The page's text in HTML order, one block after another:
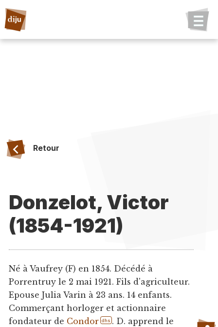
Retour
Donzelot, Victor
(1854-1921)
Né à Vaufrey (F) en 1854. Décédé à
Porrentruy le 2 mai 1921. Fils d'agriculteur.
Epouse Julia Varin à 23 ans. 14 enfants.
Commerçant horloger et actionnaire
fondateur de Condor dhs . D. apprend le